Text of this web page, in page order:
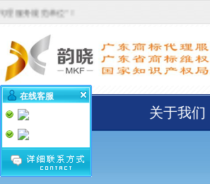
范单位”！
关于我们
在线客服